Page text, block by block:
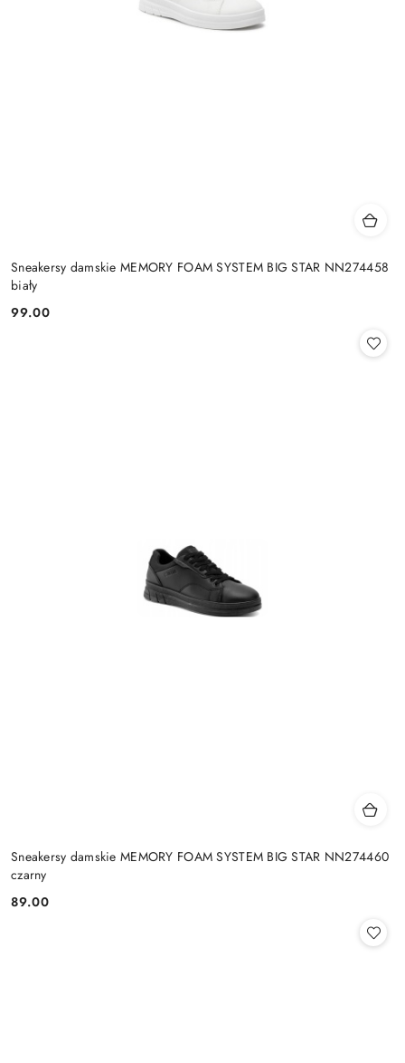
Sneakersy damskie MEMORY FOAM SYSTEM BIG STAR NN274458
biały
Cena:
99.00
Sneakersy damskie MEMORY FOAM SYSTEM BIG STAR NN274460
czarny
Cena:
89.00